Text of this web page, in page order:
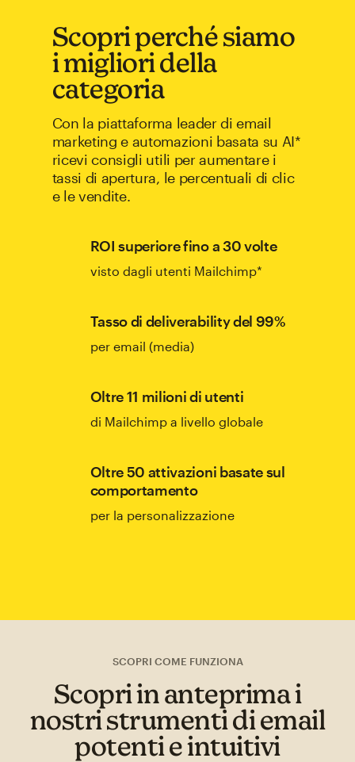
Scopri perché siamo
i migliori della
categoria
Con la piattaforma leader di email
marketing e automazioni basata su AI*
ricevi consigli utili per aumentare i
tassi di apertura, le percentuali di clic
e le vendite.
ROI superiore fino a 30 volte
visto dagli utenti Mailchimp*
Tasso di deliverability del 99%
per email (media)
Oltre 11 milioni di utenti
di Mailchimp a livello globale
Oltre 50 attivazioni basate sul
comportamento
per la personalizzazione
SCOPRI COME FUNZIONA
Scopri in anteprima i
nostri strumenti di email
potenti e intuitivi